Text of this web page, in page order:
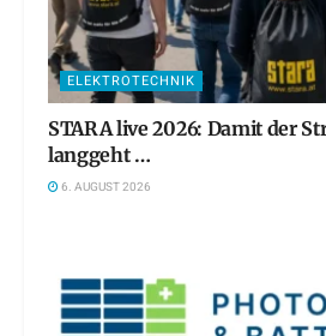
ELEKTROTECHNIK
STARA live 2026: Damit der
langgeht …
6. AUGUST 2026